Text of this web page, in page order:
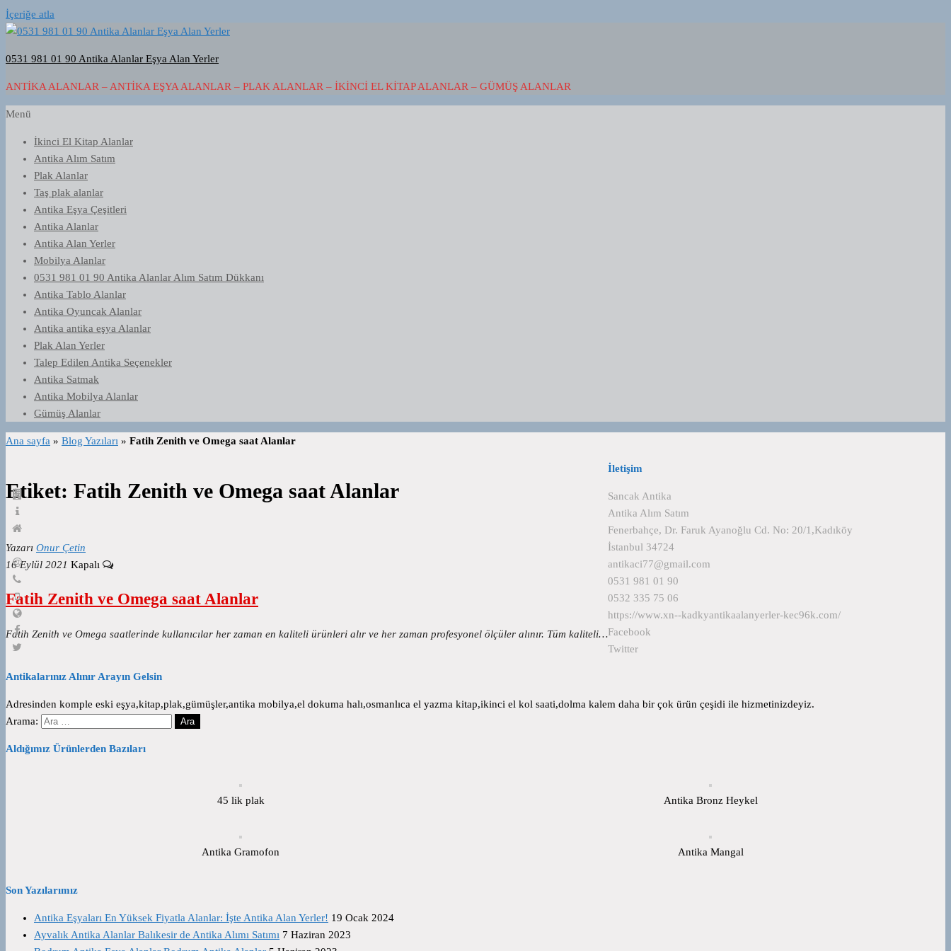
İçeriğe atla
0531 981 01 90 Antika Alanlar Eşya Alan Yerler
ANTIKA ALANLAR – ANTIKA EŞYA ALANLAR – PLAK ALANLAR – İKINCI EL KITAP ALANLAR – GÜMÜŞ ALANLAR
Menü
İkinci El Kitap Alanlar
Antika Alım Satım
Plak Alanlar
Taş plak alanlar
Antika Eşya Çeşitleri
Antika Alanlar
Antika Alan Yerler
Mobilya Alanlar
0531 981 01 90 Antika Alanlar Alım Satım Dükkanı
Antika Tablo Alanlar
Antika Oyuncak Alanlar
Antika antika eşya Alanlar
Plak Alan Yerler
Talep Edilen Antika Seçenekler
Antika Satmak
Antika Mobilya Alanlar
Gümüş Alanlar
Ana sayfa » Blog Yazıları » Fatih Zenith ve Omega saat Alanlar
Etiket: Fatih Zenith ve Omega saat Alanlar
Yazarı Onur Çetin
16 Eylül 2021 Kapalı
Fatih Zenith ve Omega saat Alanlar
Fatih Zenith ve Omega saatlerinde kullanıcılar her zaman en kaliteli ürünleri alır ve her zaman profesyonel ölçüler alınır. Tüm kaliteli…
İletişim
Sancak Antika
Antika Alım Satım
Fenerbahçe, Dr. Faruk Ayanoğlu Cd. No: 20/1,Kadıköy
İstanbul 34724
antikaci77@gmail.com
0531 981 01 90
0532 335 75 06
https://www.xn--kadkyantikaalanyerler-kec96k.com/
Facebook
Twitter
Antikalarınız Alınır Arayın Gelsin
Adresinden komple eski eşya,kitap,plak,gümüşler,antika mobilya,el dokuma halı,osmanlıca el yazma kitap,ikinci el kol saati,dolma kalem daha bir çok ürün çeşidi ile hizmetinizdeyiz.
Arama:
Aldığımız Ürünlerden Bazıları
45 lik plak Antika Bronz Heykel
Antika Gramofon Antika Mangal
Son Yazılarımız
Antika Eşyaları En Yüksek Fiyatla Alanlar: İşte Antika Alan Yerler! 19 Ocak 2024
Ayvalık Antika Alanlar Balıkesir de Antika Alımı Satımı 7 Haziran 2023